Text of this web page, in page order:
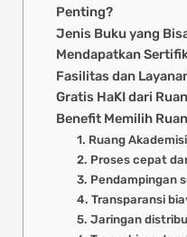
Penting?
Jenis Buku yang
Mendapatkan
Fasilitas dan
Gratis HaKI dari
Benefit Memilih
1. Ruang
2. Proses cepat
3. Pendampingan
4. Transparansi
5. Jaringan